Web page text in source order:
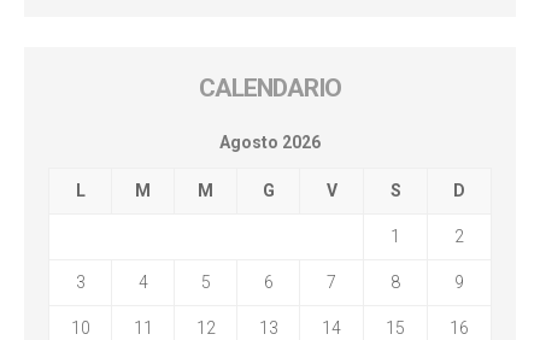
CALENDARIO
Agosto 2026
L M M G V S D
1 2
3 4 5 6 7 8 9
10 11 12 13 14 15 16